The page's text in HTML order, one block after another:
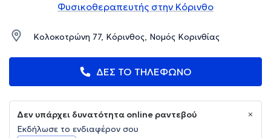
Φυσικοθεραπευτής στην Κόρινθο
Κολοκοτρώνη 77, Κόρινθος, Νομός Κορινθίας
ΔΕΣ ΤΟ ΤΗΛΕΦΩΝΟ
Δεν υπάρχει δυνατότητα online ραντεβού
Εκδήλωσε το ενδιαφέρον σου